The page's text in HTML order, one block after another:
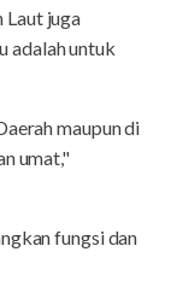
Laut juga
adalah untuk
maupun di
umat,"
fungsi dan